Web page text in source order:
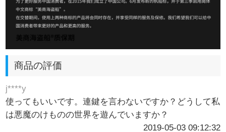
商品の評価
j****y
使ってもいいです。連鍵を言わないですか？どうして私
は悪魔のけものの世界を遊んでいますか？
2019-05-03 09:12:32